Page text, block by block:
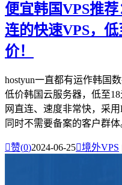
便宜韩国VPS推
连的快速VPS，
价！
hostyun一直都有运作韩国
低价韩国云服务器，低至
网直连、速度非常快，采
同时不需要备案的客户群体
赞(0)2024-06-25境外VPS